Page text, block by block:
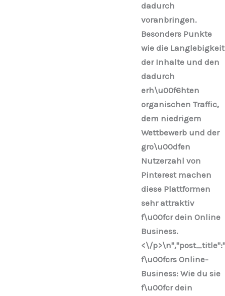
dadurch
voranbringen.
Besonders Punkte
wie die Langlebigkeit
der Inhalte und den
dadurch
erh\u00f6hten
organischen Traffic,
dem niedrigem
Wettbewerb und der
gro\u00dfen
Nutzerzahl von
Pinterest machen
diese Plattformen
sehr attraktiv
f\u00fcr dein Online
Business.
<\/p>\n
f\u00fcrs Online-
Business: Wie du sie
f\u00fcr dein